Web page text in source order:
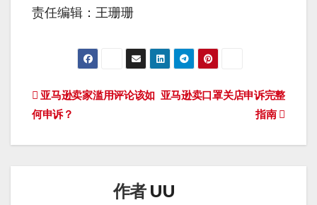
责任编辑：王珊珊
文
章
亚马逊卖口罩关店申诉完整
指南
亚马逊卖家滥用评论该如
何申诉？
作者 UU